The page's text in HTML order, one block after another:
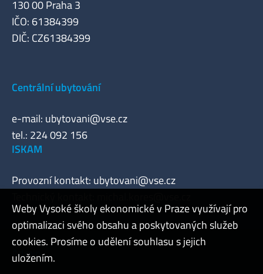
130 00 Praha 3
IČO: 61384399
DIČ: CZ61384399
Centrální ubytování
e-mail: ubytovani@vse.cz
tel.: 224 092 156
ISKAM
Provozní kontakt: ubytovani@vse.cz
Admin
Weby Vysoké školy ekonomické v Praze využívají pro
optimalizaci svého obsahu a poskytovaných služeb
cookies. Prosíme o udělení souhlasu s jejich
uložením.